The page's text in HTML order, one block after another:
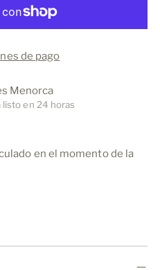
de pago
Menorca
en 24 horas
en el momento de la